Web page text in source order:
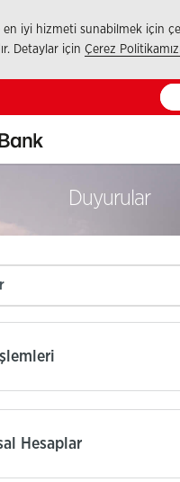
en iyi hizmeti sunabilmek için
Detaylar için Çerez
Duyurular
Hesaplar